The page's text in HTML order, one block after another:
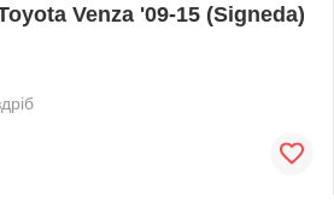
Venza '09-15 (Signeda)